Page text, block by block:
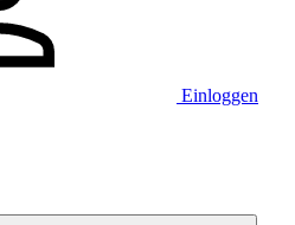
Einloggen